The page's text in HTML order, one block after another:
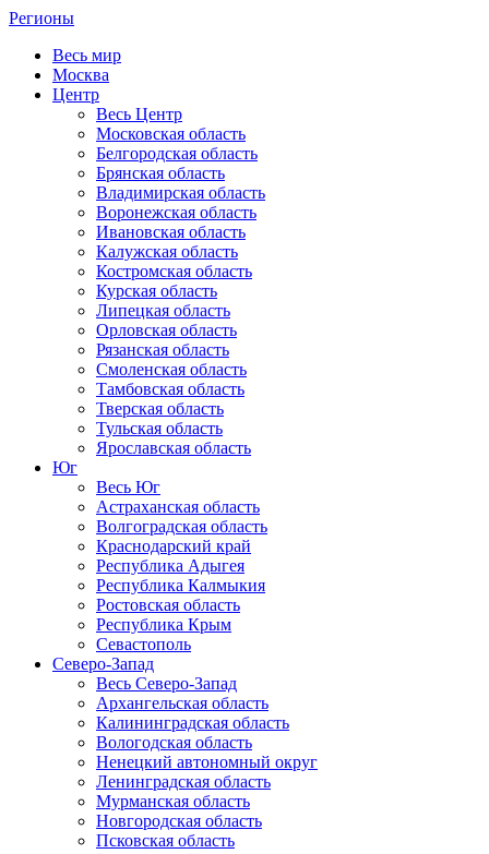
Регионы
Весь мир
Москва
Центр
Весь Центр
Московская область
Белгородская область
Брянская область
Владимирская область
Воронежская область
Ивановская область
Калужская область
Костромская область
Курская область
Липецкая область
Орловская область
Рязанская область
Смоленская область
Тамбовская область
Тверская область
Тульская область
Ярославская область
Юг
Весь Юг
Астраханская область
Волгоградская область
Краснодарский край
Республика Адыгея
Республика Калмыкия
Ростовская область
Республика Крым
Севастополь
Северо-Запад
Весь Северо-Запад
Архангельская область
Калининградская область
Вологодская область
Ненецкий автономный округ
Ленинградская область
Мурманская область
Новгородская область
Псковская область